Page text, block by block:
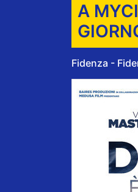
A
Fidenza -